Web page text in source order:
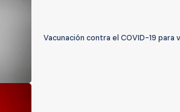
Vacunación contra el COVID-19 para